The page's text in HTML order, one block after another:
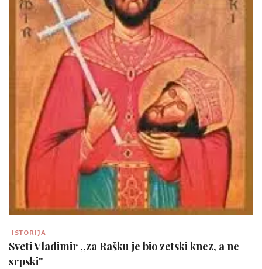
ISTORIJA
Sveti Vladimir ,,za Rašku je bio zetski knez, a ne
srpski"